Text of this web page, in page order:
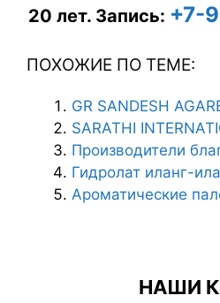
20 лет. Запись: +7-
ПОХОЖИЕ ПО ТЕМЕ:
GR SANDESH
SARATHI
Производители
Гидролат иланг-
Ароматические
НАШИ